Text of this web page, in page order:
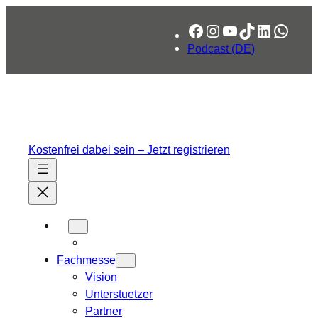
Facebook
Instagram
YouTube
TikTok
LinkedIn
Podcast (DE)
Kostenfrei dabei sein – Jetzt registrieren
Fachmesse
Vision
Unterstuetzer
Partner